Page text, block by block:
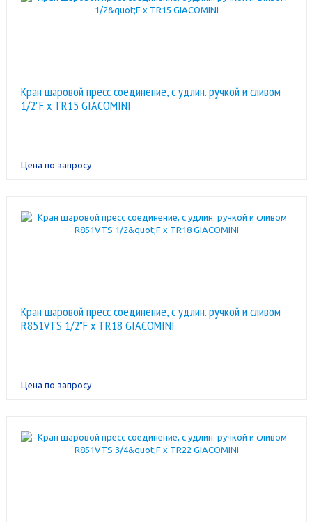
Кран шаровой пресс соединение, с удлин. ручкой и сливом
1/2"F x TR15 GIACOMINI
Цена по запросу
Кран шаровой пресс соединение, с удлин. ручкой и сливом
R851VTS 1/2"F x TR18 GIACOMINI
Цена по запросу